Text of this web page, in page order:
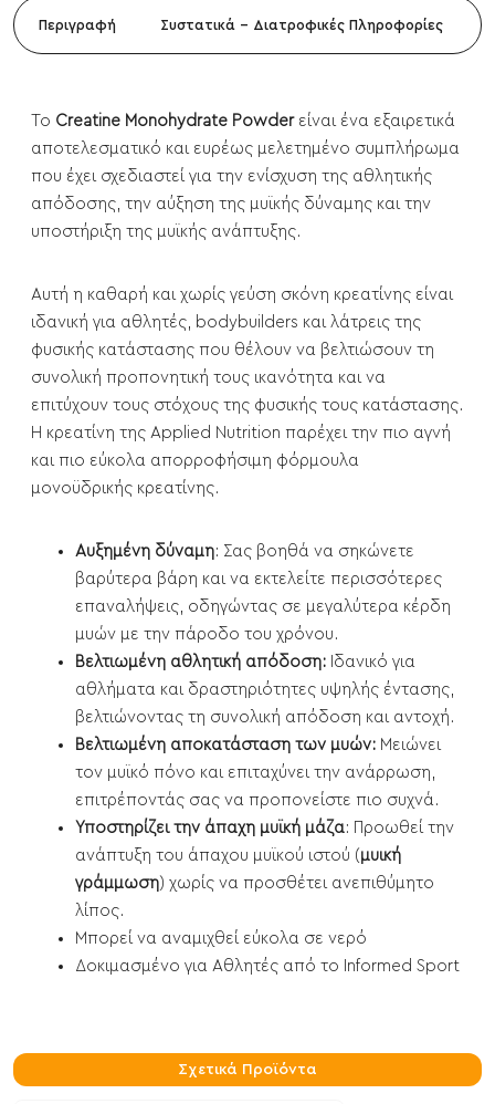
Περιγραφή Συστατικά - Διατροφικές Πληροφορίες
Το Creatine Monohydrate Powderείναι ένα εξαιρετικά
αποτελεσματικό και ευρέως μελετημένο συμπλήρωμα
που έχει σχεδιαστεί για την ενίσχυση της αθλητικής
απόδοσης, την αύξηση της μυϊκής δύναμης και την
υποστήριξη της μυϊκής ανάπτυξης.
Αυτή η καθαρή και χωρίς γεύση σκόνη κρεατίνης είναι
ιδανική για αθλητές, bodybuilders και λάτρεις της
φυσικής κατάστασης που θέλουν να βελτιώσουν τη
συνολική προπονητική τους ικανότητα και να
επιτύχουν τους στόχους της φυσικής τους κατάστασης.
Η κρεατίνη της Applied Nutrition παρέχει την πιο αγνή
και πιο εύκολα απορροφήσιμη φόρμουλα
μονοϋδρικής κρεατίνης.
Αυξημένη δύναμη: Σας βοηθά να σηκώνετε
βαρύτερα βάρη και να εκτελείτε περισσότερες
επαναλήψεις, οδηγώντας σε μεγαλύτερα κέρδη
μυών με την πάροδο του χρόνου.
Βελτιωμένη αθλητική απόδοση: Ιδανικό για
αθλήματα και δραστηριότητες υψηλής έντασης,
βελτιώνοντας τη συνολική απόδοση και αντοχή.
Βελτιωμένη αποκατάσταση των μυών: Μειώνει
τον μυϊκό πόνο και επιταχύνει την ανάρρωση,
επιτρέποντάς σας να προπονείστε πιο συχνά.
Υποστηρίζει την άπαχη μυϊκή μάζα: Προωθεί την
ανάπτυξη του άπαχου μυϊκού ιστού ( μυική
γράμμωση) χωρίς να προσθέτει ανεπιθύμητο
λίπος.
Μπορεί να αναμιχθεί εύκολα σε νερό
Δοκιμασμένο για Αθλητές από το Informed Sport
Σχετικά Προϊόντα